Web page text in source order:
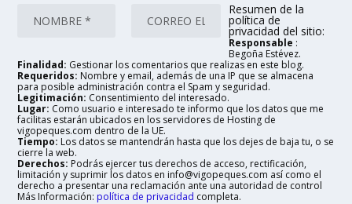
Resumen de la
política de
privacidad del sitio:
Responsable :
Begoña Estévez.
Finalidad: Gestionar los comentarios que realizas en este blog.
Requeridos: Nombre y email, además de una IP que se almacena
para posible administración contra el Spam y seguridad.
Legitimación: Consentimiento del interesado.
Lugar: Como usuario e interesado te informo que los datos que me
facilitas estarán ubicados en los servidores de Hosting de
vigopeques.com dentro de la UE.
Tiempo: Los datos se mantendrán hasta que los dejes de baja tu, o se
cierre la web.
Derechos: Podrás ejercer tus derechos de acceso, rectificación,
limitación y suprimir los datos en info@vigopeques.com así como el
derecho a presentar una reclamación ante una autoridad de control
Más Información: política de privacidad completa.